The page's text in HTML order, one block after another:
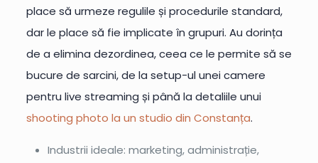
place să urmeze regulile și procedurile standard,
dar le place să fie implicate în grupuri. Au dorința
de a elimina dezordinea, ceea ce le permite să se
bucure de sarcini, de la setup-ul unei camere
pentru live streaming și până la detaliile unui
shooting photo la un studio din Constanța.
Industrii ideale: marketing, administrație,